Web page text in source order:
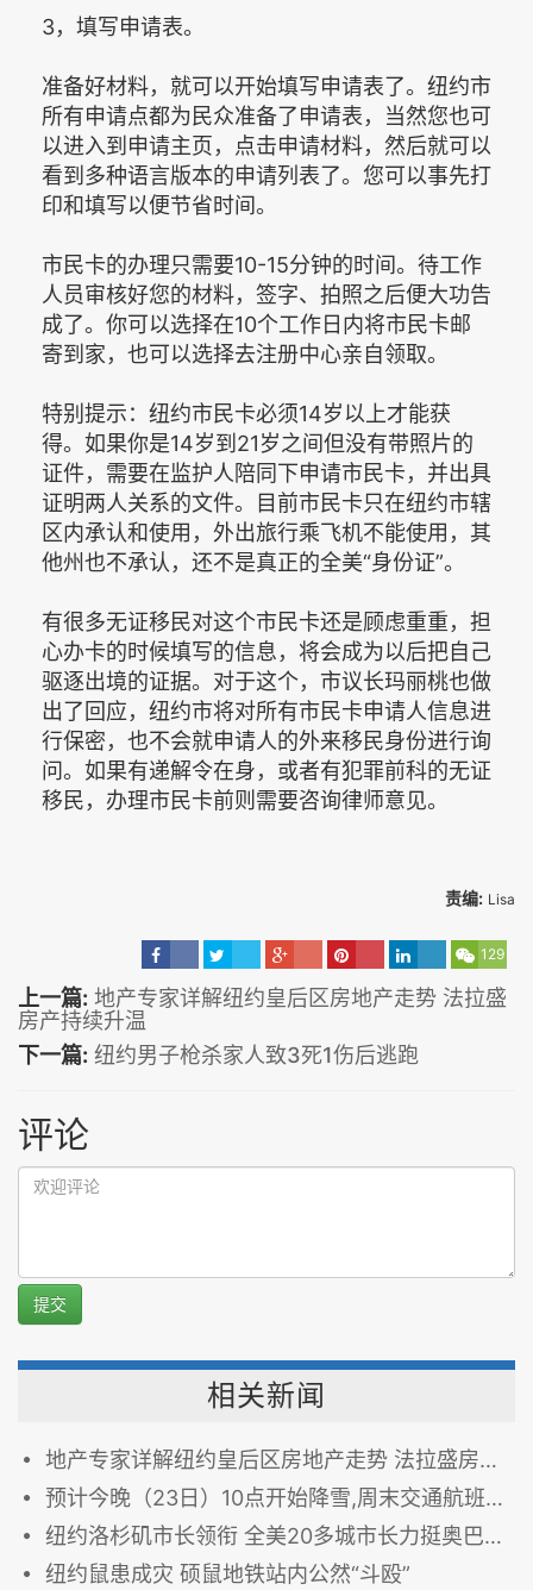
3，填写申请表。
准备好材料，就可以开始填写申请表了。纽约市
所有申请点都为民众准备了申请表，当然您也可
以进入到申请主页，点击申请材料，然后就可以
看到多种语言版本的申请列表了。您可以事先打
印和填写以便节省时间。
市民卡的办理只需要10-15分钟的时间。待工作
人员审核好您的材料，签字、拍照之后便大功告
成了。你可以选择在10个工作日内将市民卡邮
寄到家，也可以选择去注册中心亲自领取。
特别提示：纽约市民卡必须14岁以上才能获
得。如果你是14岁到21岁之间但没有带照片的
证件，需要在监护人陪同下申请市民卡，并出具
证明两人关系的文件。目前市民卡只在纽约市辖
区内承认和使用，外出旅行乘飞机不能使用，其
他州也不承认，还不是真正的全美“身份证”。
有很多无证移民对这个市民卡还是顾虑重重，担
心办卡的时候填写的信息，将会成为以后把自己
驱逐出境的证据。对于这个，市议长玛丽桃也做
出了回应，纽约市将对所有市民卡申请人信息进
行保密，也不会就申请人的外来移民身份进行询
问。如果有递解令在身，或者有犯罪前科的无证
移民，办理市民卡前则需要咨询律师意见。
责编: Lisa
129
上一篇: 地产专家详解纽约皇后区房地产走势 法拉盛
房产持续升温
下一篇: 纽约男子枪杀家人致3死1伤后逃跑
评论
提交
相关新闻
地产专家详解纽约皇后区房地产走势 法拉盛房产持续升温
预计今晚（23日）10点开始降雪,周末交通航班将受影响
纽约洛杉矶市长领衔 全美20多城市长力挺奥巴马移改行政令
纽约鼠患成灾 硕鼠地铁站内公然“斗殴”